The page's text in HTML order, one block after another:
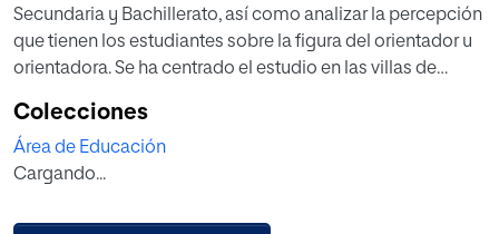
Secundaria y Bachillerato, así como analizar la percepción
que tienen los estudiantes sobre la figura del orientador u
orientadora. Se ha centrado el estudio en las villas de
“Depresións Ourensáns” y ” Terras do Sil” Se han aplicado
varios cuestionarios realizados a estudiantes en edades
comprendidas entre los 12 y 18 años, además de
citadas zonas rurales, que confirman la falta de formación
Colecciones
Área de Educación
Cargando...